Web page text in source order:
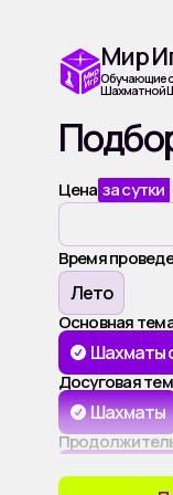
Мир
Обучающие
Шахматной
Цена за сутки
Время
Лето
Основная
Шахматы
Досуговая
Шахматы
До 2